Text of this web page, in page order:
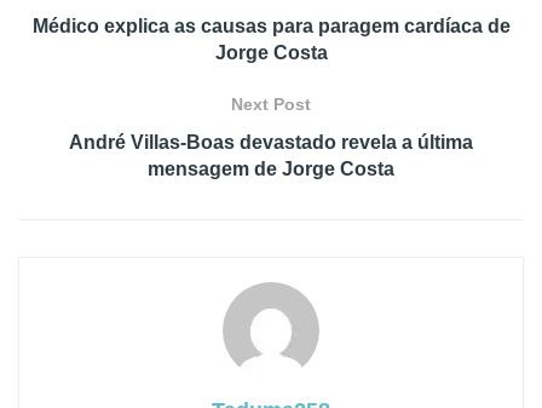
Médico explica as causas para paragem cardíaca de
Jorge Costa
Next Post
André Villas-Boas devastado revela a última
mensagem de Jorge Costa